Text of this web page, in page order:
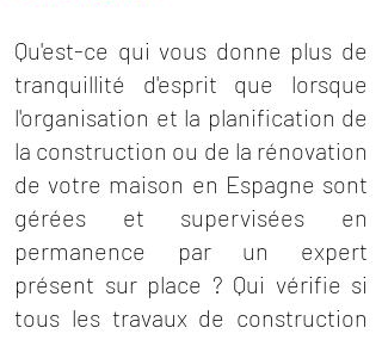
Qu'est-ce qui vous donne plus de
tranquillité d'esprit que lorsque
l'organisation et la planification de
la construction ou de la rénovation
de votre maison en Espagne sont
gérées et supervisées en
permanence par un expert
présent sur place ? Qui vérifie si
tous les travaux de construction